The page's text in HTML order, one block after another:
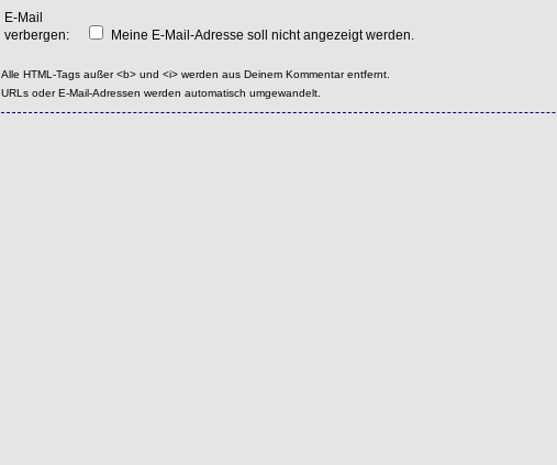
E-Mail
verbergen:
Meine E-Mail-Adresse soll nicht angezeigt werden.
Alle HTML-Tags außer <b> und <i> werden aus Deinem Kommentar entfernt.
URLs oder E-Mail-Adressen werden automatisch umgewandelt.